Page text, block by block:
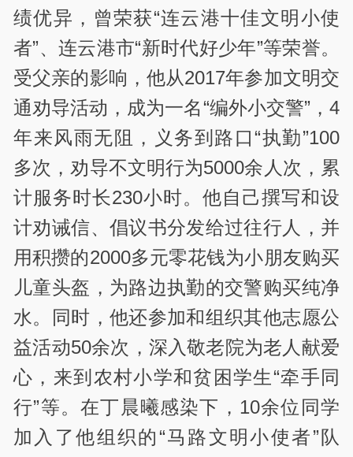
绩优异，曾荣获“连云港十佳文明小使
者”、连云港市“新时代好少年”等荣誉。
受父亲的影响，他从2017年参加文明交
通劝导活动，成为一名“编外小交警”，4
年来风雨无阻，义务到路口“执勤”100
多次，劝导不文明行为5000余人次，累
计服务时长230小时。他自己撰写和设
计劝诫信、倡议书分发给过往行人，并
用积攒的2000多元零花钱为小朋友购买
儿童头盔，为路边执勤的交警购买纯净
水。同时，他还参加和组织其他志愿公
益活动50余次，深入敬老院为老人献爱
心，来到农村小学和贫困学生“牵手同
行”等。在丁晨曦感染下，10余位同学
加入了他组织的“马路文明小使者”队